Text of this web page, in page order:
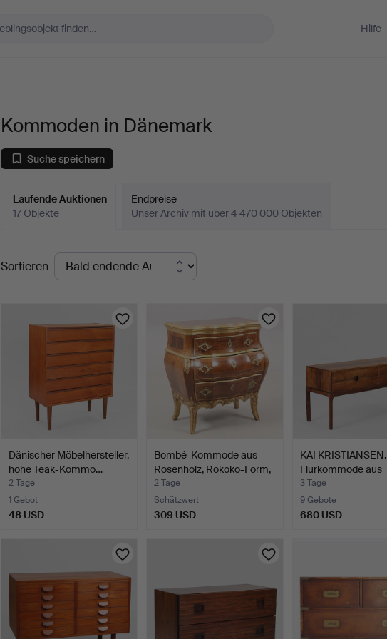
Hilfe
Kommoden in Dänemark
Suche speichern
Laufende Auktionen
17 Objekte
Endpreise
Unser Archiv mit über 4 470 000 Objekten
Laufende
Auktionen
Sortieren
Dänischer Möbelhersteller,
hohe Teak-Kommo…
2 Tage
1 Gebot
48 USD
Bombé-Kommode aus
Rosenholz, Rokoko-Form,
…
2 Tage
Schätzwert
309 USD
KAI KRISTIANSEN.
Flurkommode aus
Palisande…
3 Tage
9 Gebote
680 USD